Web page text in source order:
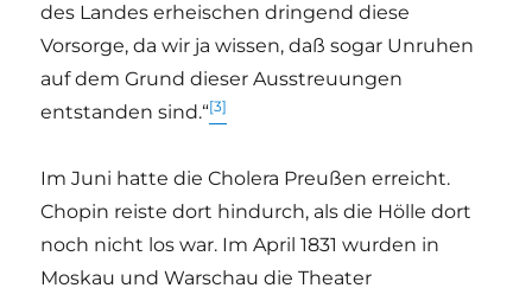
des Landes erheischen dringend diese
Vorsorge, da wir ja wissen, daß sogar Unruhen
auf dem Grund dieser Ausstreuungen
entstanden sind.“[3]
Im Juni hatte die Cholera Preußen erreicht.
Chopin reiste dort hindurch, als die Hölle dort
noch nicht los war. Im April 1831 wurden in
Moskau und Warschau die Theater